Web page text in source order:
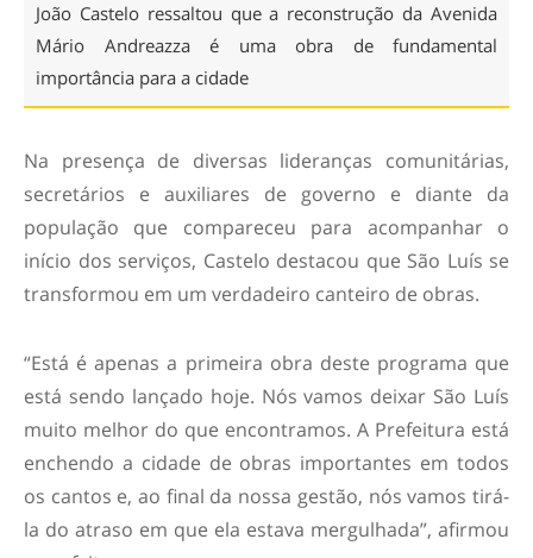
João Castelo ressaltou que a reconstrução da Avenida
Mário Andreazza é uma obra de fundamental
importância para a cidade
Na presença de diversas lideranças comunitárias,
secretários e auxiliares de governo e diante da
população que compareceu para acompanhar o
início dos serviços, Castelo destacou que São Luís se
transformou em um verdadeiro canteiro de obras.
“Está é apenas a primeira obra deste programa que
está sendo lançado hoje. Nós vamos deixar São Luís
muito melhor do que encontramos. A Prefeitura está
enchendo a cidade de obras importantes em todos
os cantos e, ao final da nossa gestão, nós vamos tirá-
la do atraso em que ela estava mergulhada”, afirmou